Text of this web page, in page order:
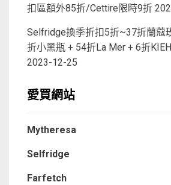
扣區額外85折/Cettire限時9折
Selfridge換季折扣5折~37折蘭蔻
折小黑瓶 + 54折La Mer + 6折
2023-12-25
愛買網站
Mytheresa
Selfridge
Farfetch